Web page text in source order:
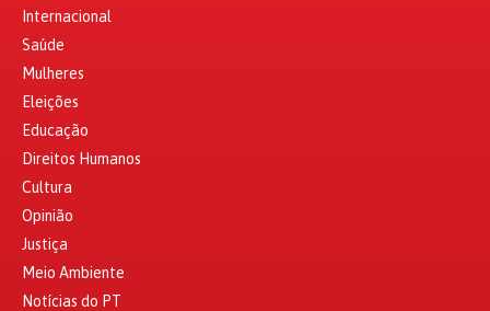
Internacional
Saúde
Mulheres
Eleições
Educação
Direitos Humanos
Cultura
Opinião
Justiça
Meio Ambiente
Notícias do PT